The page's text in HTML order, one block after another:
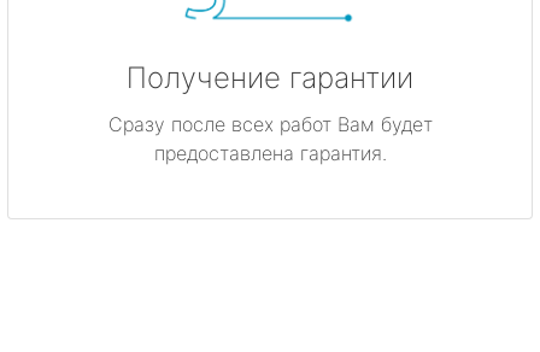
Получение гарантии
Сразу после всех работ Вам будет
предоставлена гарантия.